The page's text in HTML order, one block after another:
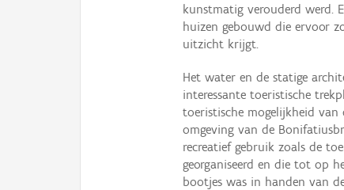
kunstmatig verouderd werd.
huizen gebouwd die ervoor
uitzicht krijgt.
Het water en de statige
interessante toeristische
toeristische mogelijkheid van
omgeving van de
recreatief gebruik zoals de
georganiseerd en die tot op
bootjes was in handen van